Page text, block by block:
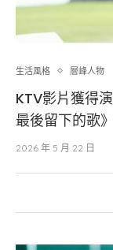
生活風格 層峰⼈物
KTV影片獲得
最後留下的歌》
2026 年 5 月 22 日